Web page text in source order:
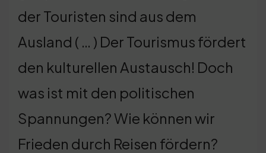
der Touristen sind aus dem
Ausland ( … ) Der Tourismus fördert
den kulturellen Austausch! Doch
was ist mit den politischen
Spannungen? Wie können wir
Frieden durch Reisen fördern?